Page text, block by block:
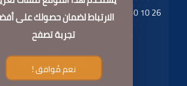
83 / +212 6 60 10 26 84 / +212 6 60 10 26
85
+212 5 37 70 58 85
الارتباط لضمان حصولك على
تجربة تصفح
نعم مُوافق !